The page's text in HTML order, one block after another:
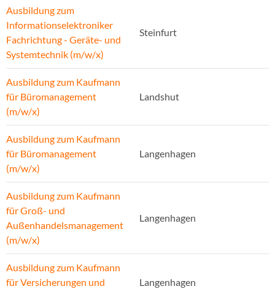
Ausbildung zum
Informationselektroniker
Fachrichtung - Geräte- und
Systemtechnik (m/w/x)
Steinfurt
Ausbildung zum Kaufmann
für Büromanagement
(m/w/x)
Landshut
Ausbildung zum Kaufmann
für Büromanagement
(m/w/x)
Langenhagen
Ausbildung zum Kaufmann
für Groß- und
Außenhandelsmanagement
(m/w/x)
Langenhagen
Ausbildung zum Kaufmann
für Versicherungen und
Langenhagen